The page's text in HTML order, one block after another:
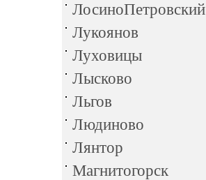
ЛосиноПетровский
Лукоянов
Луховицы
Лысково
Льгов
Людиново
Лянтор
Магнитогорск